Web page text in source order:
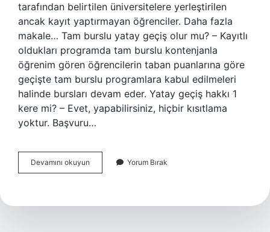
tarafından belirtilen üniversitelere yerleştirilen
ancak kayıt yaptırmayan öğrenciler. Daha fazla
makale… Tam burslu yatay geçiş olur mu? – Kayıtlı
oldukları programda tam burslu kontenjanla
öğrenim gören öğrencilerin taban puanlarına göre
geçişte tam burslu programlara kabul edilmeleri
halinde bursları devam eder. Yatay geçiş hakkı 1
kere mi? – Evet, yapabilirsiniz, hiçbir kısıtlama
yoktur. Başvuru…
Devamını okuyun
Üniversitelere
Hakkı
Yorum Bırak